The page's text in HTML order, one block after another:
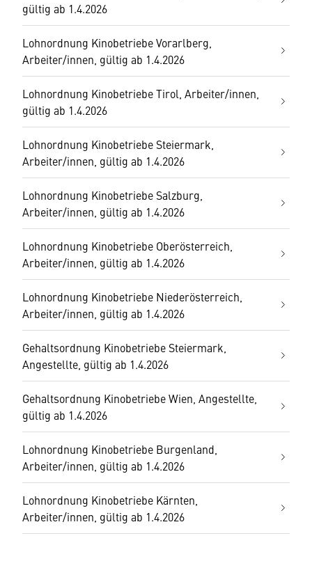
gültig ab 1.4.2026
Lohnordnung Kinobetriebe Vorarlberg,
Arbeiter/innen, gültig ab 1.4.2026
Lohnordnung Kinobetriebe Tirol, Arbeiter/innen,
gültig ab 1.4.2026
Lohnordnung Kinobetriebe Steiermark,
Arbeiter/innen, gültig ab 1.4.2026
Lohnordnung Kinobetriebe Salzburg,
Arbeiter/innen, gültig ab 1.4.2026
Lohnordnung Kinobetriebe Oberösterreich,
Arbeiter/innen, gültig ab 1.4.2026
Lohnordnung Kinobetriebe Niederösterreich,
Arbeiter/innen, gültig ab 1.4.2026
Gehaltsordnung Kinobetriebe Steiermark,
Angestellte, gültig ab 1.4.2026
Gehaltsordnung Kinobetriebe Wien, Angestellte,
gültig ab 1.4.2026
Lohnordnung Kinobetriebe Burgenland,
Arbeiter/innen, gültig ab 1.4.2026
Lohnordnung Kinobetriebe Kärnten,
Arbeiter/innen, gültig ab 1.4.2026